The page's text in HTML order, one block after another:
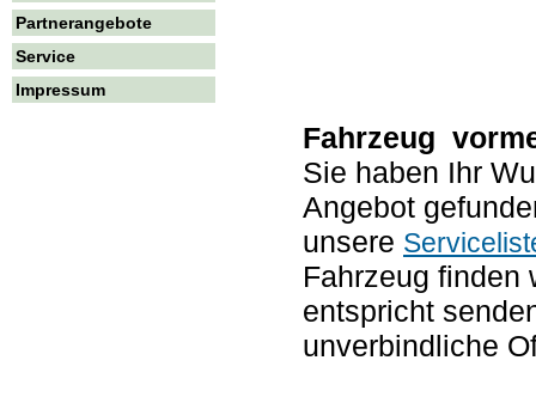
Partnerangebote
Service
Impressum
Fahrzeug
Sie haben Ihr
Angebot
unsere
Fahrzeug finden
entspricht
unverbindliche